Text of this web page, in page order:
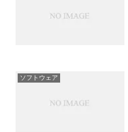
ソフトウェア